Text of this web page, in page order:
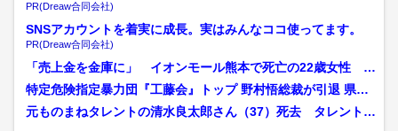
PR(Dreaw合同会社)
SNSアカウントを着実に成長。実はみんなココ使ってます。
PR(Dreaw合同会社)
「売上金を金庫に」 イオンモール熊本で死亡の22歳女性 勤
務店運営会社の指示受け...
特定危険指定暴力団『工藤会』トップ 野村悟総裁が引退 県公
安委員会が公示 工藤会...
元ものまねタレントの清水良太郎さん（37）死去 タレント・